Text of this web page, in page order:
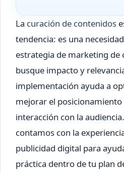
La curación de contenidos
tendencia: es una
estrategia de marketing de
busque impacto y
implementación ayuda a
mejorar el posicionamiento
interacción con la
contamos con la
publicidad digital para
práctica dentro de tu plan